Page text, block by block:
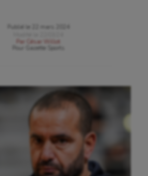
Publié le
22 mars 2024
Par
César Willot
Gazette Sports